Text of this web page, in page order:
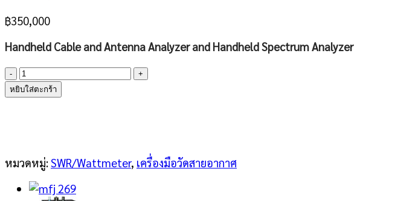
฿350,000
Handheld Cable and Antenna Analyzer and Handheld Spectrum Analyzer
จำนวน
KEYSIGHT
N9912A
ชิ้น
หยิบใส่ตะกร้า
หมวดหมู่:SWR/Wattmeter, เครื่องมือวัดสายอากาศ